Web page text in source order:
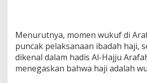
Menurutnya, momen wukuf di
puncak pelaksanaan ibadah haji,
dikenal dalam hadis Al-Hajju
menegaskan bahwa haji adalah